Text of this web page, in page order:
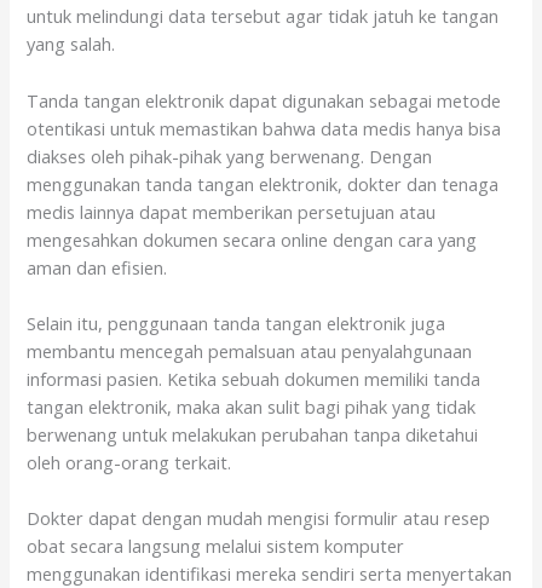
untuk melindungi data tersebut agar tidak jatuh ke tangan
yang salah.
Tanda tangan elektronik dapat digunakan sebagai metode
otentikasi untuk memastikan bahwa data medis hanya bisa
diakses oleh pihak-pihak yang berwenang. Dengan
menggunakan tanda tangan elektronik, dokter dan tenaga
medis lainnya dapat memberikan persetujuan atau
mengesahkan dokumen secara online dengan cara yang
aman dan efisien.
Selain itu, penggunaan tanda tangan elektronik juga
membantu mencegah pemalsuan atau penyalahgunaan
informasi pasien. Ketika sebuah dokumen memiliki tanda
tangan elektronik, maka akan sulit bagi pihak yang tidak
berwenang untuk melakukan perubahan tanpa diketahui
oleh orang-orang terkait.
Dokter dapat dengan mudah mengisi formulir atau resep
obat secara langsung melalui sistem komputer
menggunakan identifikasi mereka sendiri serta menyertakan